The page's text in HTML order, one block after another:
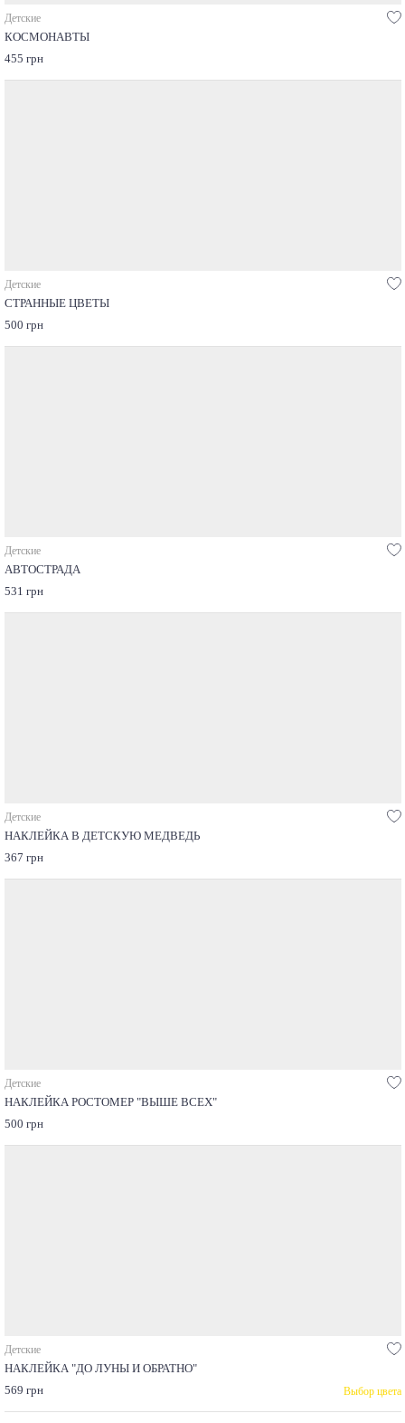
Детские
КОСМОНАВТЫ
455 грн
Детские
СТРАННЫЕ ЦВЕТЫ
500 грн
Детские
АВТОСТРАДА
531 грн
Детские
НАКЛЕЙКА В ДЕТСКУЮ МЕДВЕДЬ
367 грн
Детские
НАКЛЕЙКА РОСТОМЕР "ВЫШЕ ВСЕХ"
500 грн
Детские
НАКЛЕЙКА "ДО ЛУНЫ И ОБРАТНО"
569 грн
Выбор цвета